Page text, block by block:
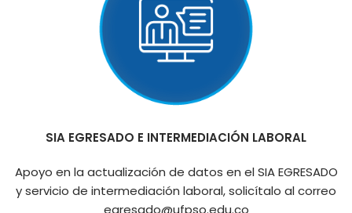
SIA EGRESADO E INTERMEDIACIÓN LABORAL
Apoyo en la actualización de datos en el SIA EGRESADO
y servicio de intermediación laboral, solicítalo al correo